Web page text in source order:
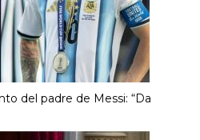
del padre de Messi: “Da